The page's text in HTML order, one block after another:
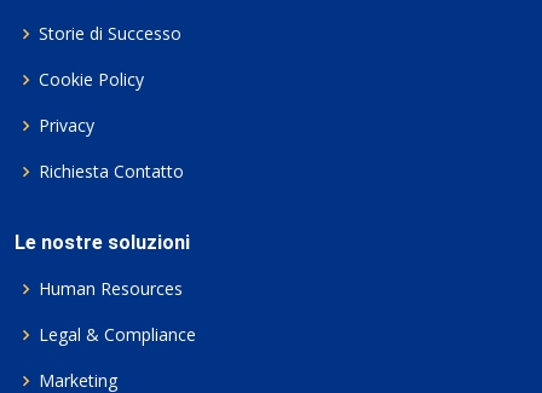
Storie di Successo
Cookie Policy
Privacy
Richiesta Contatto
Le nostre soluzioni
Human Resources
Legal & Compliance
Marketing